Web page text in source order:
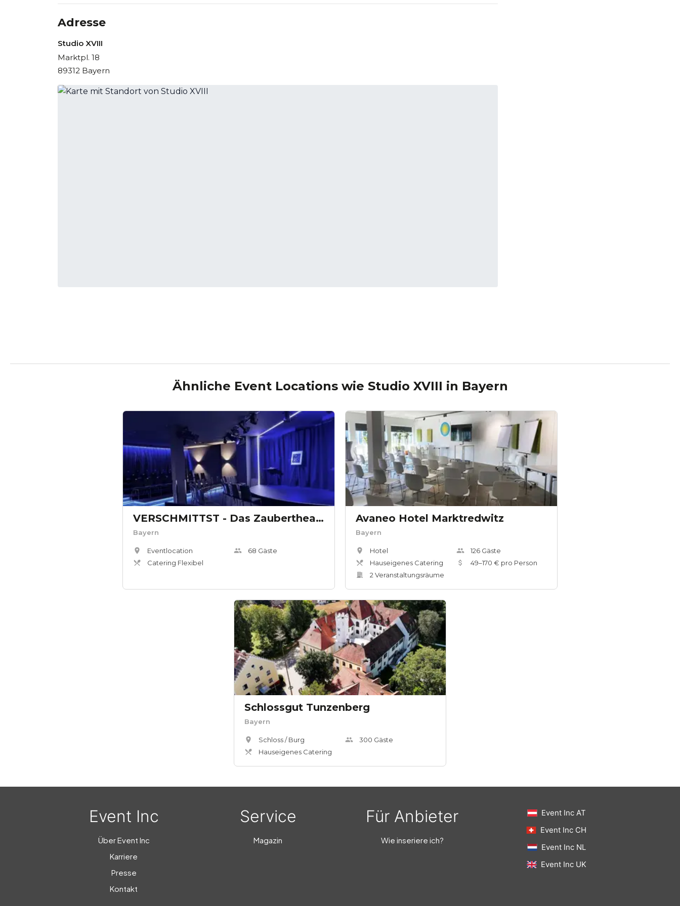
Adresse
Studio XVIII
Marktpl. 18
89312 Bayern
Ähnliche Event Locations wie Studio XVIII in Bayern
VERSCHMITTST - Das Zaubertheater
Bayern
Eventlocation
Catering Flexibel
68 Gäste
Avaneo Hotel Marktredwitz
Bayern
Hotel
Hauseigenes Catering
2 Veranstaltungsräume
126 Gäste
49–170 € pro Person
Schlossgut Tunzenberg
Bayern
Schloss / Burg
Hauseigenes Catering
300 Gäste
Event Inc
Über Event Inc
Karriere
Presse
Kontakt
Service
Magazin
Für Anbieter
Wie inseriere ich?
Event Inc AT
Event Inc CH
Event Inc NL
Event Inc UK